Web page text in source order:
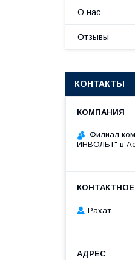
О нас
Отзывы
КОНТАКТЫ
Филиал
ИНВОЛЬТ" в
Рахат